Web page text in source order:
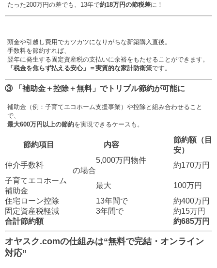
たった200万円の差でも、13年で約18万円の節税差に！
頭金や引越し費用でカツカツになりがちな新築購入直後。
手数料を節約すれば、
翌年に発生する固定資産税の支払いに余裕をもたせることができます。
「税金を焦らず払える安心」＝実質的な家計防衛策です。
③ 「補助金＋控除＋無料」でトリプル節約が可能に
補助金（例：子育てエコホーム支援事業）や控除と組み合わせること
で、
最大600万円以上の節約を実現できるケースも。
節約項目 内容
節約額（目
安）
仲介手数料
5,000万円物件
の場合
約170万円
子育てエコホーム
補助金
最大
100万円
住宅ローン控除
13年間で
約400万円
固定資産税軽減
3年間で
約15万円
合計節約額
約685万円
オヤスク.comの仕組みは“無料で完結・オンライン
対応”